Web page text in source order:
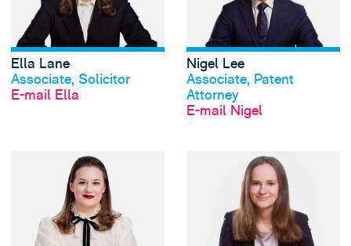
Ella Lane
Associate, Solicitor
E-mail Ella
Nigel Lee
Associate, Patent
Attorney
E-mail Nigel
View Emily